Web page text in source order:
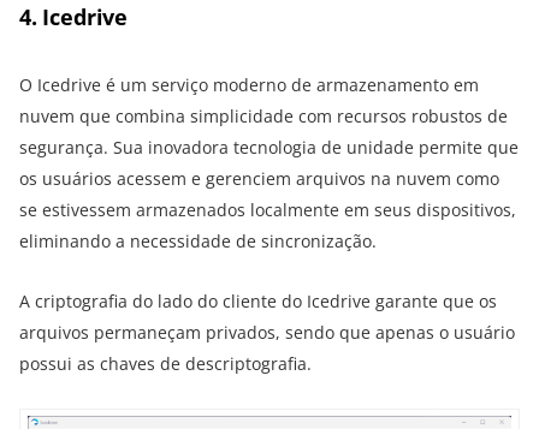
4. Icedrive
O Icedrive é um serviço moderno de armazenamento em
nuvem que combina simplicidade com recursos robustos de
segurança. Sua inovadora tecnologia de unidade permite que
os usuários acessem e gerenciem arquivos na nuvem como
se estivessem armazenados localmente em seus dispositivos,
eliminando a necessidade de sincronização.
A criptografia do lado do cliente do Icedrive garante que os
arquivos permaneçam privados, sendo que apenas o usuário
possui as chaves de descriptografia.